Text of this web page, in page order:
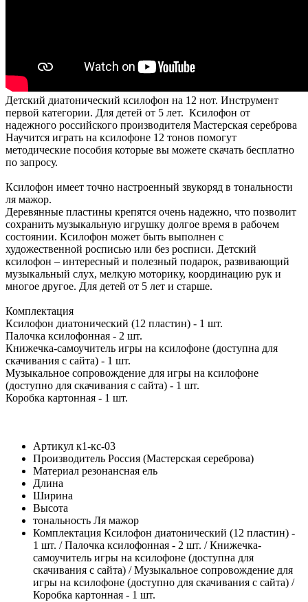
Детский диатонический ксилофон на 12 нот. Инструмент
первой категории. Для детей от 5 лет. Ксилофон от
надежного российского производителя Мастерская сереброва
Научится играть на ксилофоне 12 тонов помогут
методические пособия которые вы можете скачать бесплатно
по запросу.
Ксилофон имеет точно настроенный звукоряд в тональности
ля мажор.
Деревянные пластины крепятся очень надежно, что позволит
сохранить музыкальную игрушку долгое время в рабочем
состоянии. Ксилофон может быть выполнен с
художественной росписью или без росписи. Детский
ксилофон – интересный и полезный подарок, развивающий
музыкальный слух, мелкую моторику, координацию рук и
многое другое. Для детей от 5 лет и старше.
Комплектация
Ксилофон диатонический (12 пластин) - 1 шт.
Палочка ксилофонная - 2 шт.
Книжечка-самоучитель игры на ксилофоне (доступна для
скачивания с сайта) - 1 шт.
Музыкальное сопровождение для игры на ксилофоне
(доступно для скачивания с сайта) - 1 шт.
Коробка картонная - 1 шт.
Артикул к1-кс-03
Производитель Россия (Мастерская сереброва)
Материал резонансная ель
Длина
Ширина
Высота
тональность Ля мажор
Комплектация Ксилофон диатонический (12 пластин) -
1 шт. / Палочка ксилофонная - 2 шт. / Книжечка-
самоучитель игры на ксилофоне (доступна для
скачивания с сайта) / Музыкальное сопровождение для
игры на ксилофоне (доступно для скачивания с сайта) /
Коробка картонная - 1 шт.